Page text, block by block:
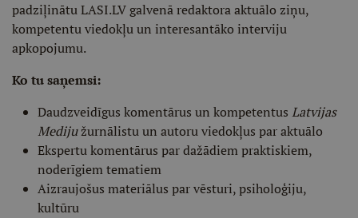
padziļinātu LASI.LV galvenā redaktora aktuālo ziņu,
kompetentu viedokļu un interesantāko interviju
apkopojumu.
Ko tu saņemsi:
Daudzveidīgus komentārus un kompetentus Latvijas
Medijužurnālistu un autoru viedokļus par aktuālo
Ekspertu komentārus par dažādiem praktiskiem,
noderīgiem tematiem
Aizraujošus materiālus par vēsturi, psiholoģiju,
kultūru